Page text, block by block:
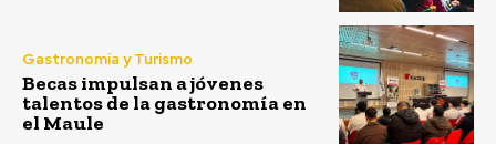
Gastronomía y Turismo
Becas impulsan a jóvenes
talentos de la gastronomía en
el Maule